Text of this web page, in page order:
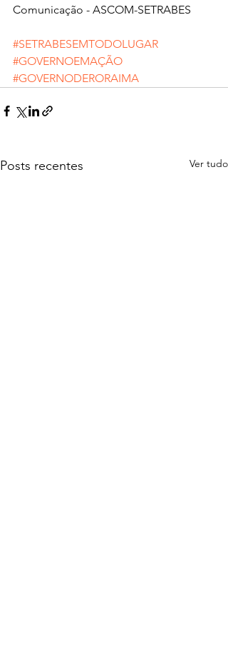
Comunicação - ASCOM-SETRABES
#SETRABESEMTODOLUGAR
#GOVERNOEMAÇÃO
#GOVERNODERORAIMA
Posts recentes Ver tudo